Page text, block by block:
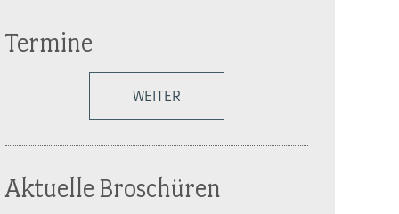
Termine
WEITER
Aktuelle Broschüren